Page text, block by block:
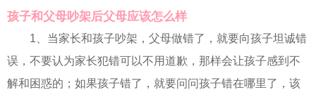
孩子和父母吵架后父母应该怎么样
1、当家长和孩子吵架，父母做错了，就要向孩子坦诚错
误，不要认为家长犯错可以不用道歉，那样会让孩子感到不
解和困惑的；如果孩子错了，就要问问孩子错在哪里了，该